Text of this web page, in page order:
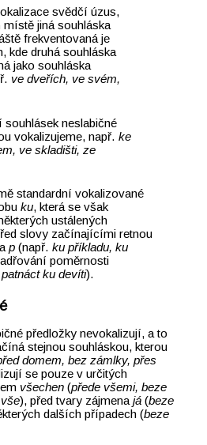
svědčí úzus,
místě jiná souhláska
frekventovaná je
kde druhá souhláska
jako souhláska
ve dveřích, ve svém,
souhlásek neslabičné
vokalizujeme, např. ke
ve skladišti, ze
standardní vokalizované
ku, která se však
ustálených
slovy začínajícími retnou
p (např.ku příkladu, ku
poměrnosti
ku devíti).
předložky nevokalizují, a to
stejnou souhláskou, kterou
domem, bez zámlky, přes
se pouze v určitých
všechen (přede všemi, beze
), před tvary zájmenajá (beze
dalších případech (beze